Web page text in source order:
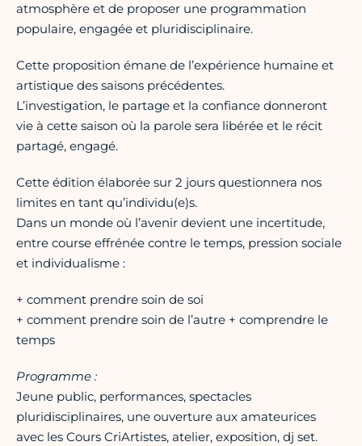
atmosphère et de proposer une programmation
populaire, engagée et pluridisciplinaire.
Cette proposition émane de l’expérience humaine et
artistique des saisons précédentes.
L’investigation, le partage et la confiance donneront
vie à cette saison où la parole sera libérée et le récit
partagé, engagé.
Cette édition élaborée sur 2 jours questionnera nos
limites en tant qu’individu(e)s.
Dans un monde où l’avenir devient une incertitude,
entre course effrénée contre le temps, pression sociale
et individualisme :
+ comment prendre soin de soi
+ comment prendre soin de l’autre + comprendre le
temps
Programme :
Jeune public, performances, spectacles
pluridisciplinaires, une ouverture aux amateurices
avec les Cours CriArtistes, atelier, exposition, dj set.